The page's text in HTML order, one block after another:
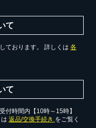
て
ております。 詳しくは 各
て
付時間内【10時～15時】
返品/交換手続き をご覧く